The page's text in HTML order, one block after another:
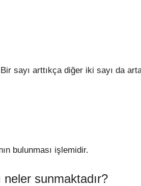
sayı arttıkça diğer iki sayı da
bulunması işlemidir.
sunmaktadır?